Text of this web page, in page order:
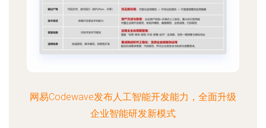
网易Codewave发布人工智能开发能力，全面升级
企业智能研发新模式